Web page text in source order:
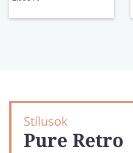
Stílusok
Pure Retro